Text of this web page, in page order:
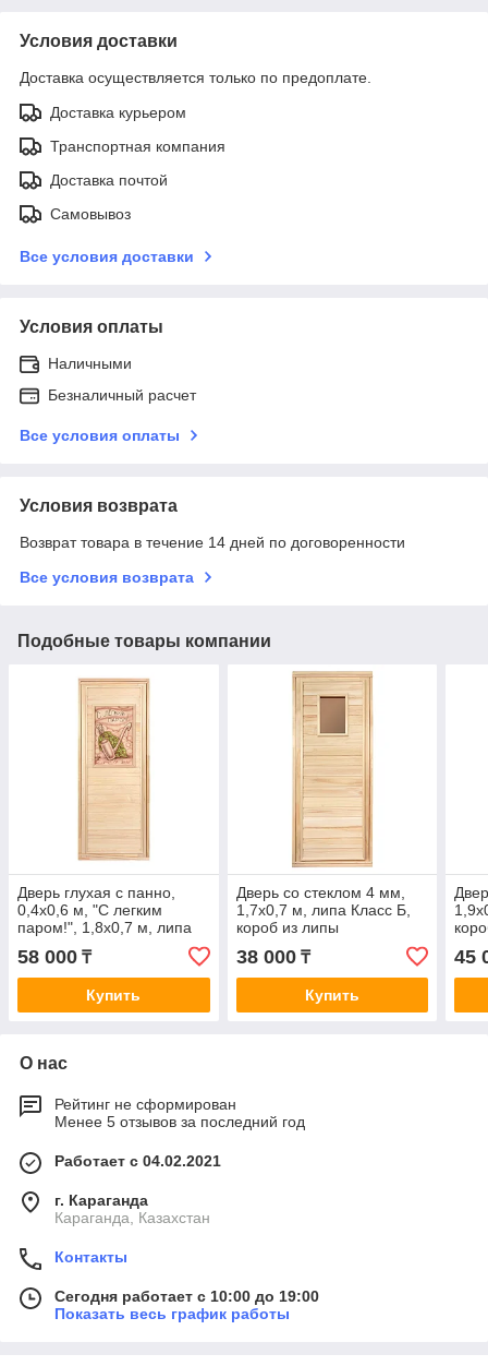
Условия доставки
Доставка осуществляется только по предоплате.
Доставка курьером
Транспортная компания
Доставка почтой
Самовывоз
Все условия доставки
Условия оплаты
Наличными
Безналичный расчет
Все условия оплаты
Условия возврата
Возврат товара в течение 14 дней по договоренности
Все условия возврата
Подобные товары компании
Дверь глухая с панно,
0,4х0,6 м, "С легким
паром!", 1,8х0,7 м, липа
Класс А, короб из сосны
58 000 ₸
Купить
Дверь со стеклом 4 мм,
1,7х0,7 м, липа Класс Б,
короб из липы
38 000₸
Купить
45
О нас
Рейтинг не сформирован
Менее 5 отзывов за последний год
Работает с 04.02.2021
г. Караганда
Караганда, Казахстан
Контакты
Сегодня работает с 10:00 до 19:00
Показать весь график работы